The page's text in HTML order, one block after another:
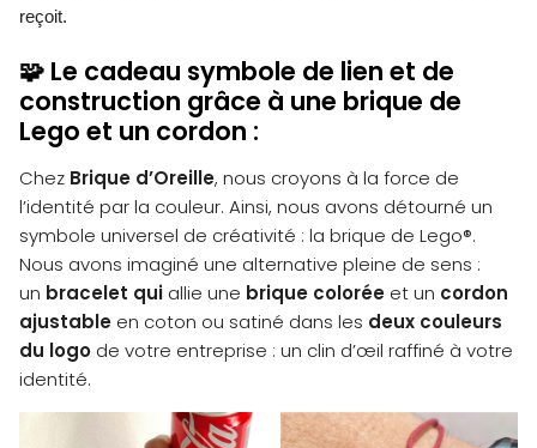
reçoit.
🧩 Le cadeau symbole de lien et de
construction grâce à une brique de
Lego et un cordon :
Chez Brique d’Oreille, nous croyons à la force de
l’identité par la couleur. Ainsi, nous avons détourné un
symbole universel de créativité : la brique de Lego®.
Nous avons imaginé une alternative pleine de sens :
un bracelet qui allie une brique colorée et un cordon
ajustable en coton ou satiné dans les deux couleurs
du logo de votre entreprise : un clin d’œil raffiné à votre
identité.